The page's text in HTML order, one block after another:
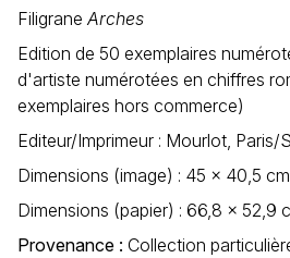
FiligraneArches
Edition de 50 exemplaires
d'artiste numérotées en chiffres
exemplaires hors commerce)
Editeur/Imprimeur : Mourlot, Paris/
Dimensions (image) : 45 x 40,5 cm
Dimensions (papier) : 66,8 x 52,9
Provenance : Collection